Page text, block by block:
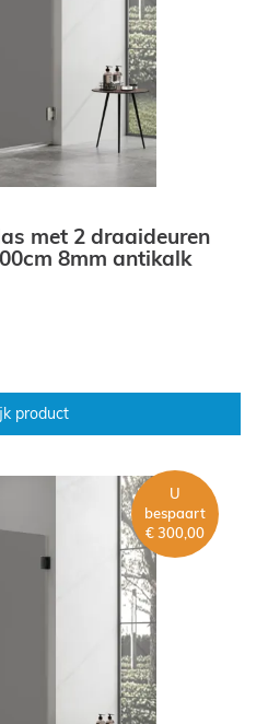
met 2 draaideuren
8mm antikalk
product
U
bespaart
€ 300,00